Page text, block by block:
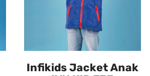
Infikids Jacket Anak